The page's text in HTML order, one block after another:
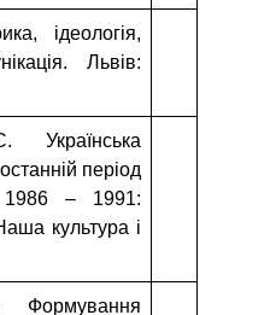
ідеологія,
Львів:
період
1986 – 1991:
культура і